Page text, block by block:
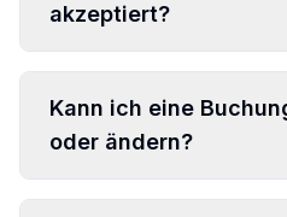
akzeptiert?
Kann ich eine
oder ändern?